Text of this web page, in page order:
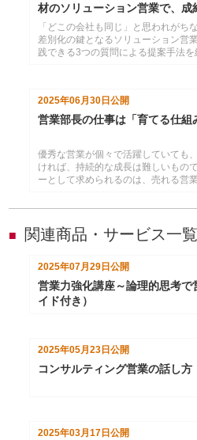
材のソリューション営業で、成
く力」
「どこの会社も同じ」と思われがち
差別化の鍵となるソリューション営
践できる3つの質問による提案手法を
2025年06月30日 公開
営業部長の仕事は「育てる仕組
優秀な営業が個々で活躍していても
ければ、持続的な成長は難しいもの
ーとして求められるのは、売れる営
■ 関連商品・サービス一覧
2025年07月29日 公開
営業力強化講座～論理的思考で
イド付き）
2025年05月23日 公開
コンサルティング営業の話し方
2025年03月17日 公開